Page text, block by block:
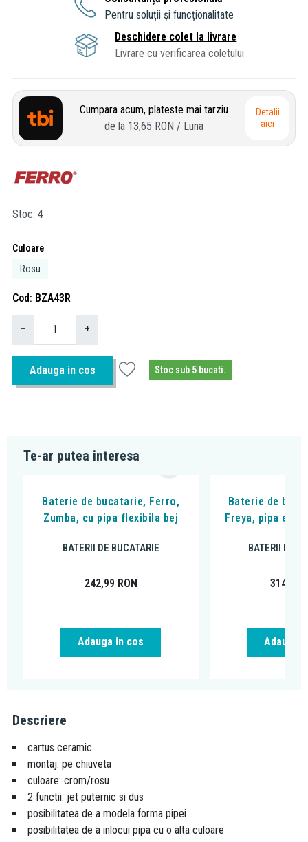
Pentru soluții și funcționalitate
Deschidere colet la livrare
Livrare cu verificarea coletului
Cumpara acum, plateste mai tarziu
de la 13,65 RON / Luna
Detalii
aici
Stoc 4
Culoare
Rosu
Cod BZA43R
− +
Adauga in cos Stoc sub 5 bucati.
Te-ar putea interesa
Baterie de bucatarie, Ferro,
Zumba, cu pipa flexibila bej
BATERII DE BUCATARIE
242,99 RON
Adauga in cos
Baterie de
Freya, pipa
BATERII DE
314,99
Adauga
Descriere
cartus ceramic
montaj: pe chiuveta
culoare: crom/rosu
2 functii: jet puternic si dus
posibilitatea de a modela forma pipei
posibilitatea de a inlocui pipa cu o alta culoare